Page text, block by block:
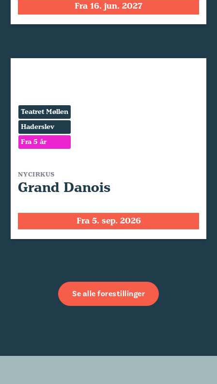
Fra 16. jun. 2027
Teatret Møllen
Haderslev
Fra 5 år
NYCIRKUS
Grand Danois
Fra 5. sep. 2026
Se alle forestillinger